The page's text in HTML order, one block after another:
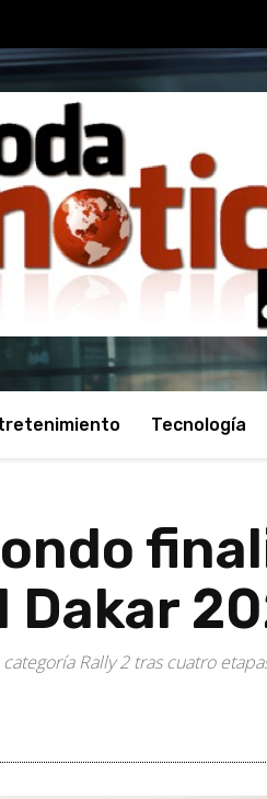
Tecnología
Dakar
Rally 2 tras cuatro